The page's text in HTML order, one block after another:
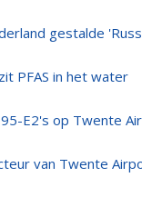
gestalde
PFAS in het water
E2's op Twente
van Twente